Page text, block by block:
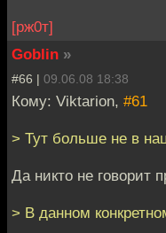
[рж0т]
Goblin »
#66 | 09.06.08 18:38
Кому: Viktarion, #61
> Тут больше не в
Да никто не говорит
> В данном